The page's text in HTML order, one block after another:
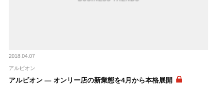
2018.04.07
アルビオン
アルビオン ― オンリー店の新業態を4月から本格展開